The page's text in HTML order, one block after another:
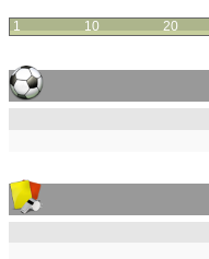
1 10 20